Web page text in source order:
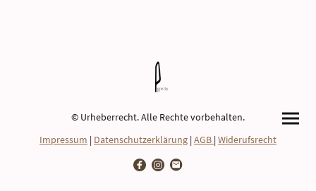
© Urheberrecht. Alle Rechte vorbehalten.
Impressum | Datenschutzerklärung | AGB | Widerufsrecht